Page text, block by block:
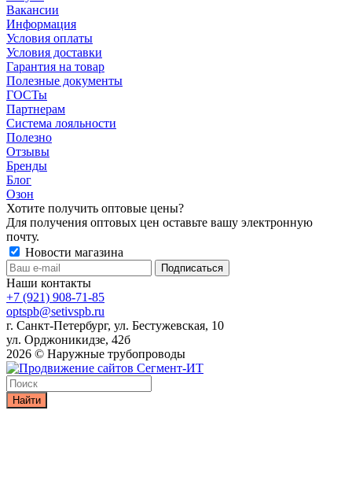
Вакансии
Информация
Условия оплаты
Условия доставки
Гарантия на товар
Полезные документы
ГОСТы
Партнерам
Система лояльности
Полезно
Отзывы
Бренды
Блог
Озон
Хотите получить оптовые цены?
Для получения оптовых цен оставьте вашу электронную
почту.
Новости магазина
Наши контакты
+7 (921) 908-71-85
optspb@setivspb.ru
г. Санкт-Петербург, ул. Бестужевская, 10
ул. Орджоникидзе, 42б
2026 © Наружные трубопроводы
Найти